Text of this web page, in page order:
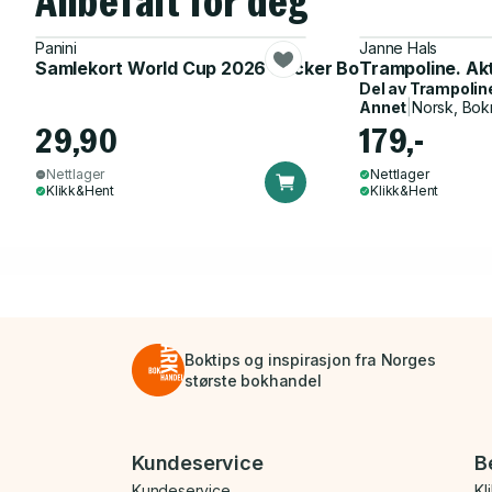
Panini
Samlekort World Cup 2026 Sticker Booster
29,90
Nettlager
Klikk&Hent
Janne Hals
Trampoline.
Del av
Annet Norsk,
179,-
Nettlager
Klikk&Hent
Boktips og inspirasjon fra Norges
største bokhandel
Bunnmeny
Kundeservice